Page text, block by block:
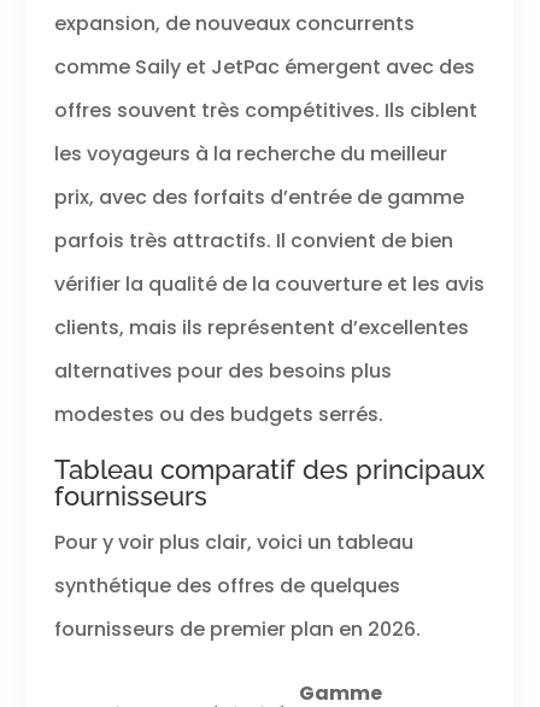
expansion, de nouveaux concurrents
comme Saily et JetPac émergent avec des
offres souvent très compétitives. Ils ciblent
les voyageurs à la recherche du meilleur
prix, avec des forfaits d’entrée de gamme
parfois très attractifs. Il convient de bien
vérifier la qualité de la couverture et les avis
clients, mais ils représentent d’excellentes
alternatives pour des besoins plus
modestes ou des budgets serrés.
Tableau comparatif des principaux
fournisseurs
Pour y voir plus clair, voici un tableau
synthétique des offres de quelques
fournisseurs de premier plan en 2026.
Gamme